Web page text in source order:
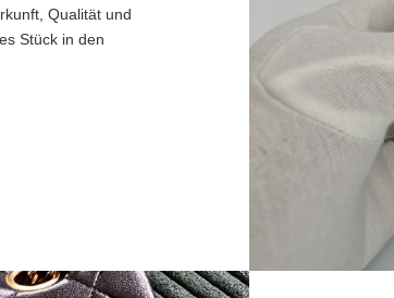
Qualität und
Stück in den